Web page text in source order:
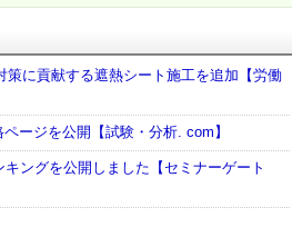
策に貢献する遮熱シート施工を追加【労働
ージを公開【試験・分析. com】
ングを公開しました【セミナーゲート